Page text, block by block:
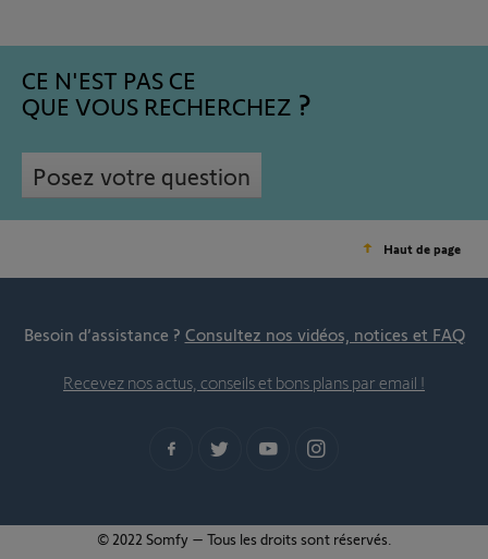
CE N'EST PAS CE
QUE VOUS RECHERCHEZ
Posez votre question
Haut de page
Besoin d’assistance ? Consultez nos vidéos, notices et FAQ
Recevez nos actus, conseils et bons plans par email !
© 2022 Somfy – Tous les droits sont réservés.